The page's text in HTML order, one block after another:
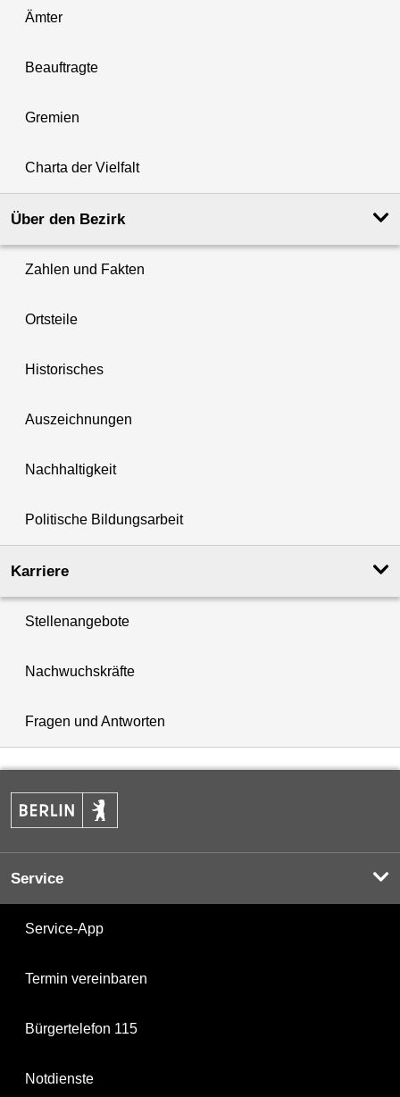
Ämter
Beauftragte
Gremien
Charta der Vielfalt
Über den Bezirk
Zahlen und Fakten
Ortsteile
Historisches
Auszeichnungen
Nachhaltigkeit
Politische Bildungsarbeit
Karriere
Stellenangebote
Nachwuchskräfte
Fragen und Antworten
Service
Service-App
Termin vereinbaren
Bürgertelefon 115
Notdienste